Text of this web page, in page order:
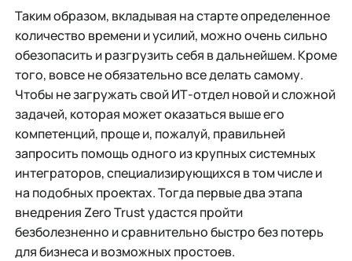
Таким образом, вкладывая на старте определенное
количество времени и усилий, можно очень сильно
обезопасить и разгрузить себя в дальнейшем. Кроме
того, вовсе не обязательно все делать самому.
Чтобы не загружать свой ИТ-отдел новой и сложной
задачей, которая может оказаться выше его
компетенций, проще и, пожалуй, правильней
запросить помощь одного из крупных системных
интеграторов, специализирующихся в том числе и
на подобных проектах. Тогда первые два этапа
внедрения Zero Trust удастся пройти
безболезненно и сравнительно быстро без потерь
для бизнеса и возможных простоев.